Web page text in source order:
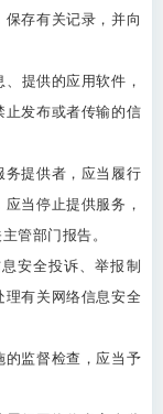
存有关记录，并向
提供的应用软件，
止发布或者传输的信
务提供者，应当履行
当停止提供服务，
管部门报告。
安全投诉、举报制
理有关网络信息安全
的监督检查，应当予